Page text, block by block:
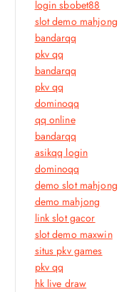
login sbobet88
slot demo mahjong
bandarqq
pkv qq
bandarqq
pkv qq
dominoqq
qq online
bandarqq
asikqq login
dominoqq
demo slot mahjong
demo mahjong
link slot gacor
slot demo maxwin
situs pkv games
pkv qq
hk live draw